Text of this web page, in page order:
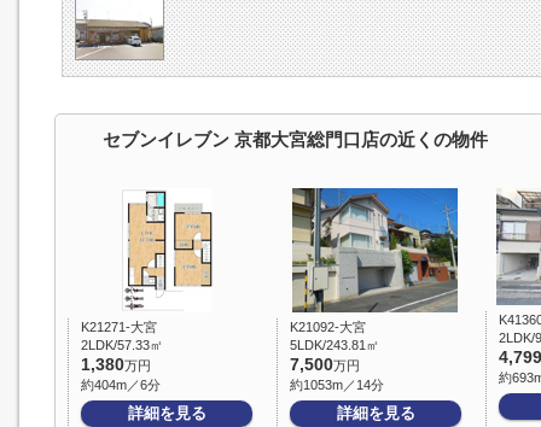
セブンイレブン 京都大宮総門口店の近くの物件
K21271-大宮
2LDK/57.33㎡
1,380万円
約404m／6分
詳細を見る
K21092-大宮
5LDK/243.81㎡
7,500万円
約1053m／14分
詳細を見る
2LDK/
4,799
約